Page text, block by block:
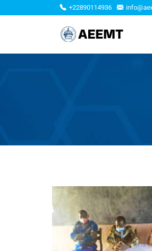
+22890114936